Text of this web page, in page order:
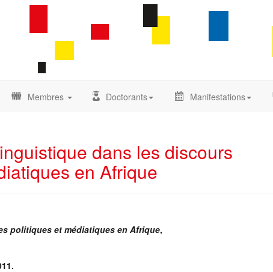
Membres Doctorants Manifestations
dans les discours
en Afrique
politiques et médiatiques en Afrique,